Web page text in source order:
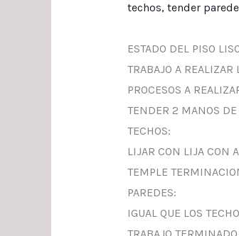
techos, tender
ESTADO DEL PISO
TRABAJO A
PROCESOS A
TENDER 2 MANOS DE
TECHOS:
LIJAR CON LIJA CON
TEMPLE
PAREDES:
IGUAL QUE LOS